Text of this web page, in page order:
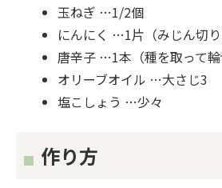
玉ねぎ …1/2個
にんにく …1片（みじん切り
唐辛子 …1本（種を取って輪
オリーブオイル …大さじ3
塩こしょう …少々
作り方